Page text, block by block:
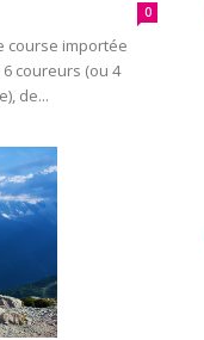
0
course importée
coureurs (ou 4
de...